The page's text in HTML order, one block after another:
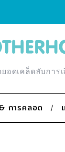
อดเคล็ดลับการ
การคลอด